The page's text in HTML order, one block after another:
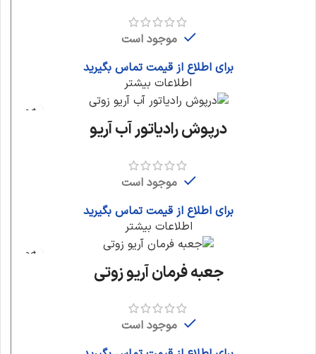
موجود است
برای اطلاع از قیمت تماس بگیرید
اطلاعات بیشتر
درپوش رادیاتور آب آریو
موجود است
برای اطلاع از قیمت تماس بگیرید
اطلاعات بیشتر
جعبه فرمان آریو زوتی
موجود است